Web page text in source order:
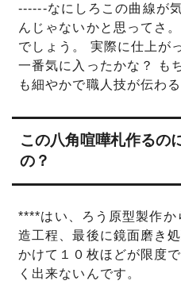
------なにしろこの曲線が
んじゃないかと思ってさ
でしょう。 実際に仕上が
一番気に入ったかな？ も
も細やかで職人技が伝わ
この八角喧嘩札作るの
の？
****はい、ろう原型製作
造工程、最後に鏡面磨き
かけて１０枚ほどが限度
く出来ないんです。